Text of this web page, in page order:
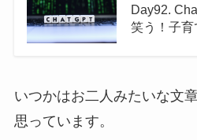
Day92.
笑う！子育
いつかはお二人みたいな文
思っています。